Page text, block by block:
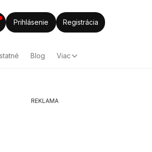
Prihlásenie Registrácia
Blog Viac
REKLAMA